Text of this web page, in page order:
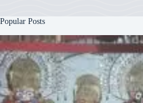
Popular Posts